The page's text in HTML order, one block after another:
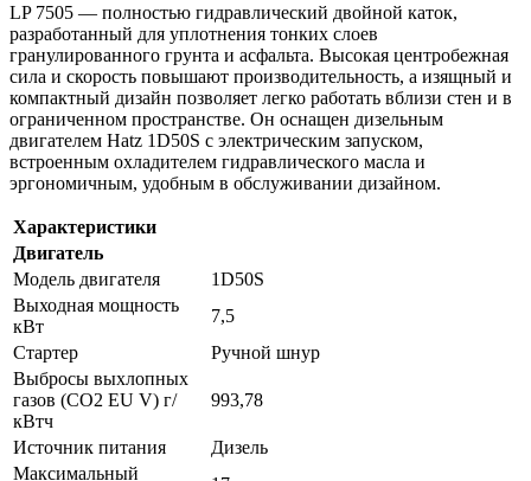
LP 7505 — полностью гидравлический двойной каток,
разработанный для уплотнения тонких слоев
гранулированного грунта и асфальта. Высокая центробежная
сила и скорость повышают производительность, а изящный и
компактный дизайн позволяет легко работать вблизи стен и в
ограниченном пространстве. Он оснащен дизельным
двигателем Hatz 1D50S с электрическим запуском,
встроенным охладителем гидравлического масла и
эргономичным, удобным в обслуживании дизайном.
Характеристики
Двигатель
Модель двигателя
1D50S
Выходная мощность
кВт
7,5
Стартер
Ручной шнур
Выбросы выхлопных
газов (CO2 EU V) г/
кВтч
993,78
Источник питания
Дизель
Максимальный